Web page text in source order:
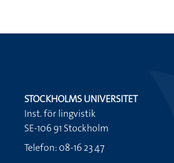
STOCKHOLMS UNIVERSITET
Inst. för lingvistik
SE-106 91 Stockholm
Telefon: 08-16 23 47